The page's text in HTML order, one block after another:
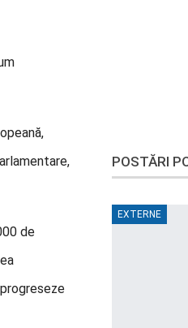
de
POSTĂRI
EXTERNE